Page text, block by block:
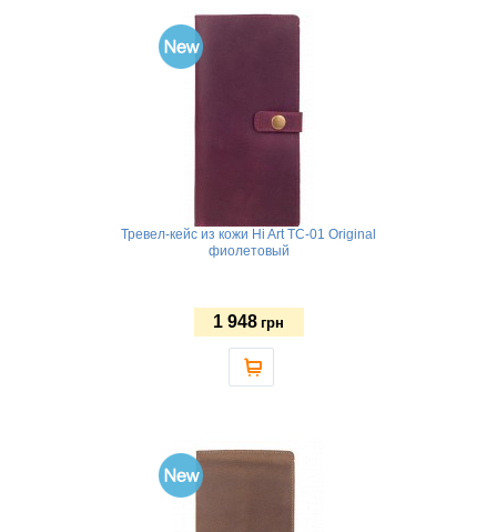
Тревел-кейс из кожи Hi Art TC-01 Original
фиолетовый
1 948 грн